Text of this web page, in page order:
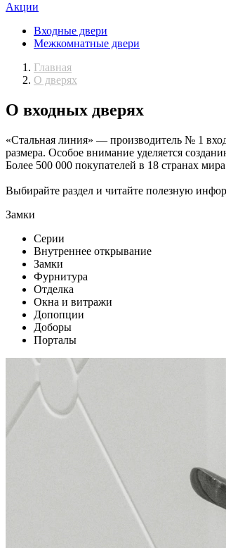
Акции
Входные двери
Межкомнатные двери
Главная
О дверях
О входных дверях
«Стальная линия» — производитель № 1
размера. Особое внимание уделяется
Более 500 000 покупателей в 18 странах
Выбирайте раздел и читайте полезную
Замки
Серии
Внутреннее открывание
Замки
Фурнитура
Отделка
Окна и витражи
Допопции
Доборы
Порталы